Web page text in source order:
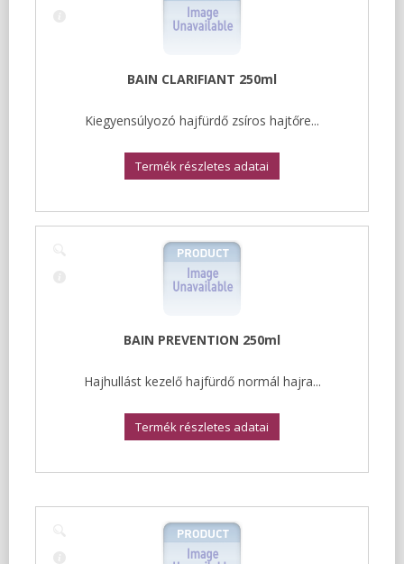
BAIN CLARIFIANT 250ml
Kiegyensúlyozó hajfürdő zsíros hajtőre...
Termék részletes adatai
BAIN PREVENTION 250ml
Hajhullást kezelő hajfürdő normál hajra...
Termék részletes adatai